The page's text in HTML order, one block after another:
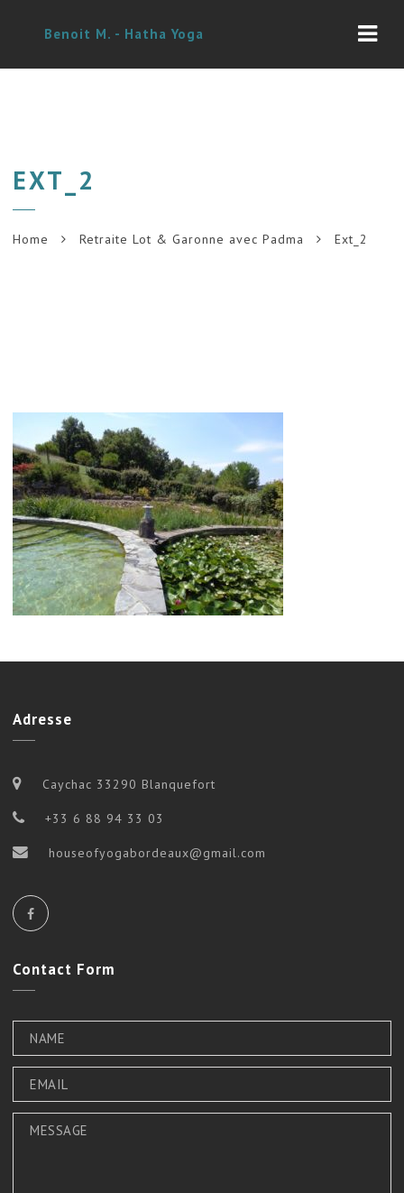
Benoit M. - Hatha Yoga
EXT_2
Home Retraite Lot & Garonne avec Padma Ext_2
Adresse
Caychac 33290 Blanquefort
+33 6 88 94 33 03
houseofyogabordeaux@gmail.com
Contact Form